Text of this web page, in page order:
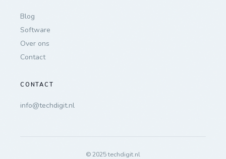
Blog
Software
Over ons
Contact
CONTACT
info@techdigit.nl
© 2025 techdigit.nl